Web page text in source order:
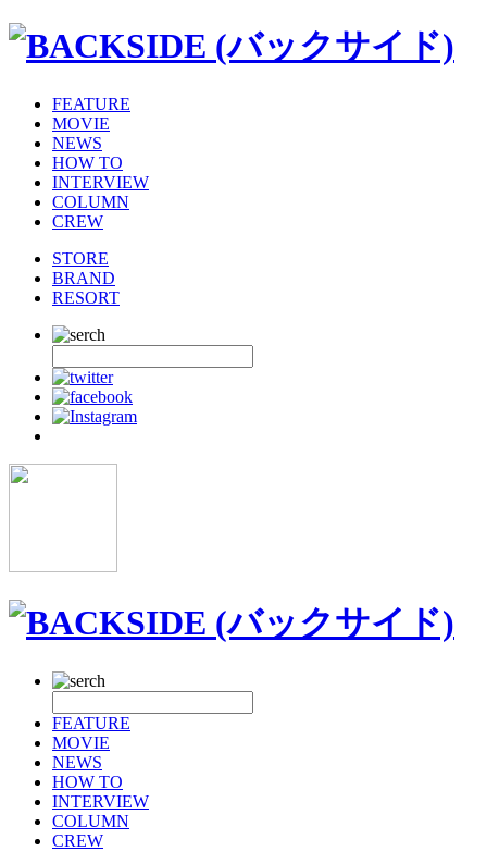
FEATURE
MOVIE
NEWS
HOW TO
INTERVIEW
COLUMN
CREW
STORE
BRAND
RESORT
FEATURE
MOVIE
NEWS
HOW TO
INTERVIEW
COLUMN
CREW